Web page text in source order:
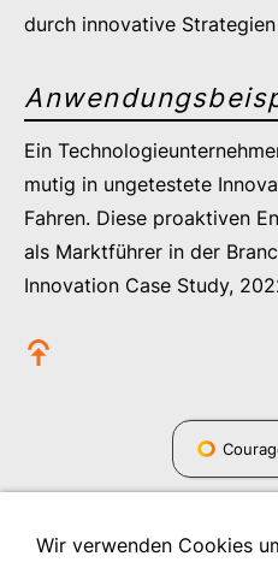
durch innovative
Ein
mutig in ungetestete
Fahren. Diese proaktiven
als Marktführer in der
Innovation Case Study,
Wir verwenden Cookies